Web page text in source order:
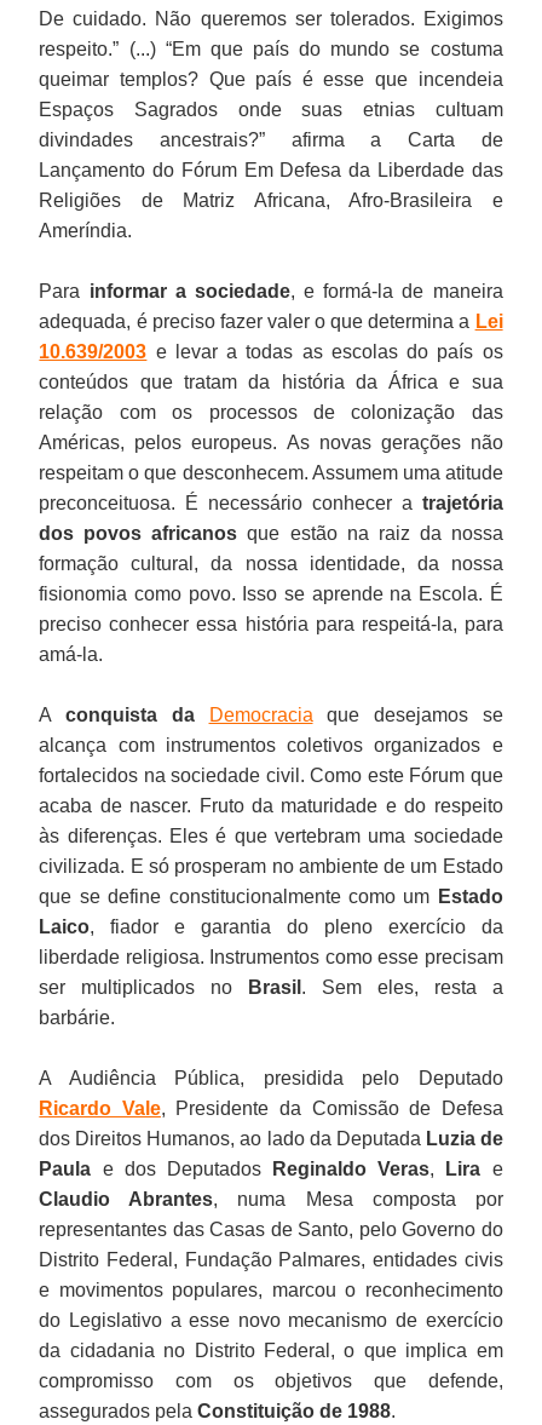
De cuidado. Não queremos ser tolerados. Exigimos
respeito.” (...) “Em que país do mundo se costuma
queimar templos? Que país é esse que incendeia
Espaços Sagrados onde suas etnias cultuam
divindades ancestrais?” afirma a Carta de
Lançamento do Fórum Em Defesa da Liberdade das
Religiões de Matriz Africana, Afro-Brasileira e
Ameríndia.
Para informar a sociedade, e formá-la de maneira
adequada, é preciso fazer valer o que determina a Lei
10.639/2003 e levar a todas as escolas do país os
conteúdos que tratam da história da África e sua
relação com os processos de colonização das
Américas, pelos europeus. As novas gerações não
respeitam o que desconhecem. Assumem uma atitude
preconceituosa. É necessário conhecer a trajetória
dos povos africanos que estão na raiz da nossa
formação cultural, da nossa identidade, da nossa
fisionomia como povo. Isso se aprende na Escola. É
preciso conhecer essa história para respeitá-la, para
amá-la.
Aconquista da Democracia que desejamos se
alcança com instrumentos coletivos organizados e
fortalecidos na sociedade civil. Como este Fórum que
acaba de nascer. Fruto da maturidade e do respeito
às diferenças. Eles é que vertebram uma sociedade
civilizada. E só prosperam no ambiente de um Estado
que se define constitucionalmente como um Estado
Laico, fiador e garantia do pleno exercício da
liberdade religiosa. Instrumentos como esse precisam
ser multiplicados no
Brasil . Sem eles, resta a
barbárie.
A Audiência Pública, presidida pelo Deputado
Ricardo Vale, Presidente da Comissão de Defesa
dos Direitos Humanos, ao lado da Deputada Luzia de
Paula e dos Deputados Reginaldo Veras, Lira e
Claudio Abrantes, numa Mesa composta por
representantes das Casas de Santo, pelo Governo do
Distrito Federal, Fundação Palmares, entidades civis
e movimentos populares, marcou o reconhecimento
do Legislativo a esse novo mecanismo de exercício
da cidadania no Distrito Federal, o que implica em
compromisso com os objetivos que defende,
assegurados pelaConstituição de 1988.